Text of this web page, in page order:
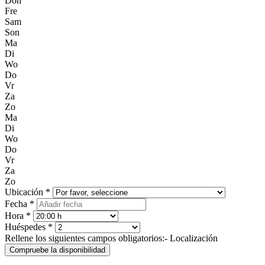
Fre
Sam
Son
Ma
Di
Wo
Do
Vr
Za
Zo
Ma
Di
Wo
Do
Vr
Za
Zo
Ubicación *
Fecha *
Hora *
Huéspedes *
Rellene los siguientes campos obligatorios:- Localización
Compruebe la disponibilidad